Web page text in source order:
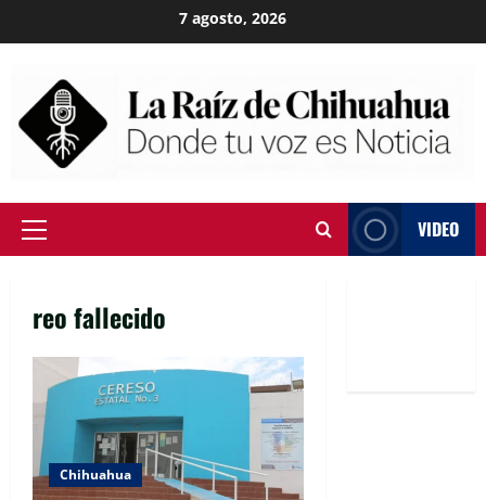
to
7 agosto, 2026
Primary
VIDEO
reo fallecido
Chihuahua